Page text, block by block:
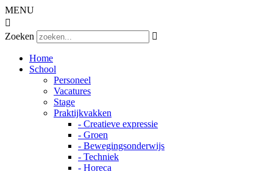
MENU

Zoeken

Home
School
Personeel
Vacatures
Stage
Praktijkvakken
- Creatieve expressie
- Groen
- Bewegingsonderwijs
- Techniek
- Horeca